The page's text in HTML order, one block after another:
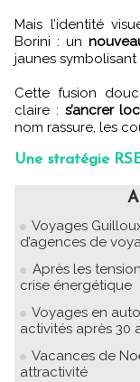
Mais l’identité
Borini : un
jaunes
Cette fusion
claire : s’ancrer
nom rassure, les
Une stratégie
Voyages
d’agences de
Après les
crise énergétique
Voyages en
activités après 30
Vacances de
attractivité